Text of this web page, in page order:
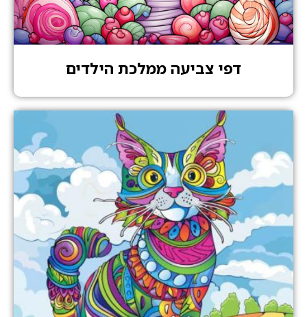
דפי צביעה ממלכת הילדים